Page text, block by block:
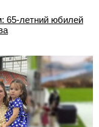
65-летний юбилей